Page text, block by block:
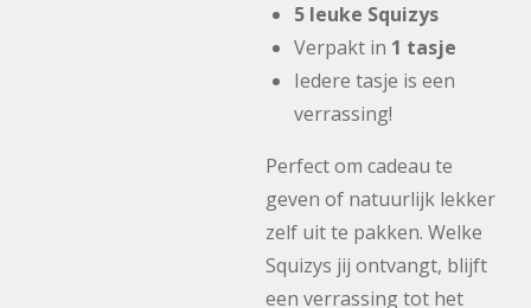
5 leuke Squizys
Verpakt in 1 tasje
Iedere tasje is een
verrassing!
Perfect om cadeau te
geven of natuurlijk lekker
zelf uit te pakken. Welke
Squizys jij ontvangt, blijft
een verrassing tot het